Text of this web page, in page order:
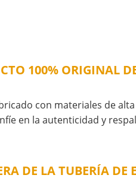
100% ORIGINAL
con materiales de
en la autenticidad y
DE LA TUBERÍA DE